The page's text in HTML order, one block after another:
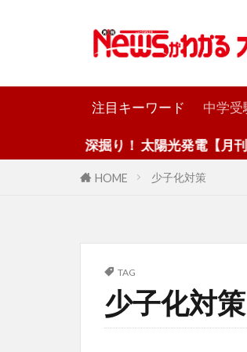
注目キーワード 中学受
深掘り！ 太陽光発電【月刊
HOME 少子化対策
TAG
少子化対策